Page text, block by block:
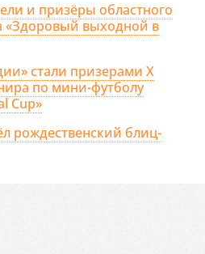
и призёры областного
«Здоровый выходной в
стали призерами X
по мини-футболу
Cup»
рождественский блиц-